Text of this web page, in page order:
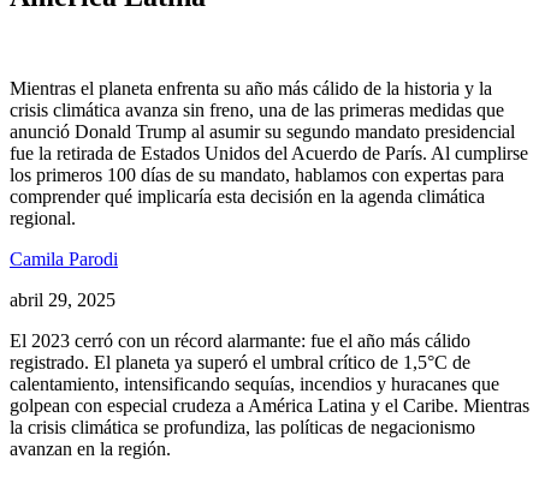
​Mientras el planeta enfrenta su año más cálido de la historia y la
crisis climática avanza sin freno, una de las primeras medidas que
anunció Donald Trump al asumir su segundo mandato presidencial
fue la retirada de Estados Unidos del Acuerdo de París. Al cumplirse
los primeros 100 días de su mandato, hablamos con expertas para
comprender qué implicaría esta decisión en la agenda climática
regional.
Camila Parodi
abril 29, 2025
El 2023 cerró con un récord alarmante: fue el año más cálido
registrado. El planeta ya superó el umbral crítico de 1,5°C de
calentamiento, intensificando sequías, incendios y huracanes que
golpean con especial crudeza a América Latina y el Caribe. Mientras
la crisis climática se profundiza, las políticas de negacionismo
avanzan en la región.